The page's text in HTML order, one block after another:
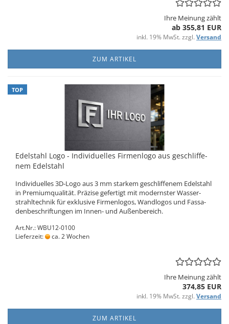
Ihre Meinung zählt
ab 355,81 EUR
inkl. 19% MwSt. zzgl. Versand
ZUM ARTIKEL
TOP
Edel­stahl Logo - In­di­vi­du­el­les Fir­men­lo­go aus ge­schlif­fe­
nem Edel­stahl
In­di­vi­du­el­les 3D-​Logo aus 3 mm star­kem ge­schlif­fe­nem Edel­stahl
in Pre­mi­um­qua­li­tät. Prä­zi­se ge­fer­tigt mit mo­derns­ter Was­ser­
strahl­tech­nik für ex­klu­si­ve Fir­men­lo­gos, Wand­lo­gos und Fas­sa­
den­be­schrif­tun­gen im Innen-​ und Au­ßen­be­reich.
Art.Nr.: WBU12-0100
Lieferzeit:
ca. 2 Wochen
Ihre Meinung zählt
374,85 EUR
inkl. 19% MwSt. zzgl. Versand
ZUM ARTIKEL